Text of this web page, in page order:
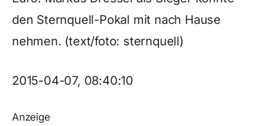
den Sternquell-Pokal mit nach Hause
nehmen. (text/foto: sternquell)
2015-04-07, 08:40:10
Anzeige